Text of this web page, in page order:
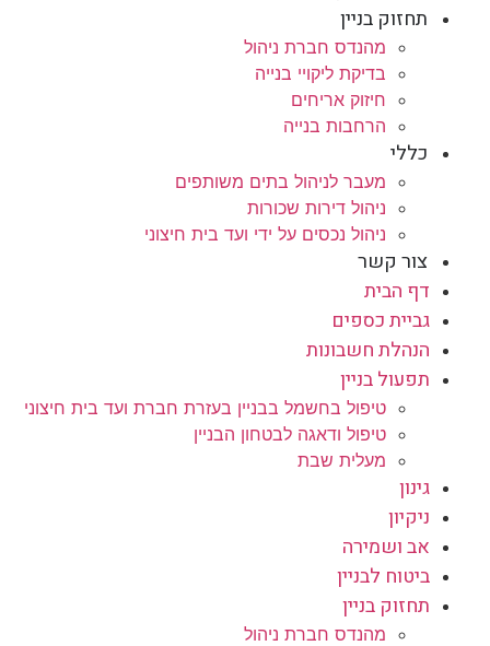
תחזוק בניין
מהנדס חברת ניהול
בדיקת ליקויי בנייה
חיזוק אריחים
הרחבות בנייה
כללי
מעבר לניהול בתים משותפים
ניהול דירות שכורות
ניהול נכסים על ידי ועד בית חיצוני
צור קשר
דף הבית
גביית כספים
הנהלת חשבונות
תפעול בניין
טיפול בחשמל בבניין בעזרת חברת ועד בית חיצוני
טיפול ודאגה לבטחון הבניין
מעלית שבת
גינון
ניקיון
אב ושמירה
ביטוח לבניין
תחזוק בניין
מהנדס חברת ניהול